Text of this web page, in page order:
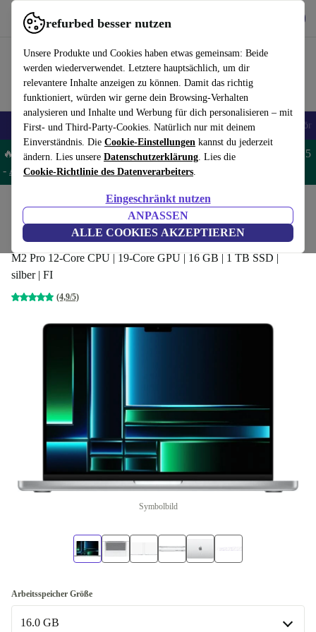
refurbed besser nutzen
Unsere Produkte und Cookies haben etwas gemeinsam: Beide
werden wiederverwendet. Letztere hauptsächlich, um dir
relevantere Inhalte anzeigen zu können. Damit das richtig
funktioniert, würden wir gerne dein Browsing-Verhalten
analysieren und Inhalte und Werbung für dich personalisieren – mit
First- und Third-Party-Cookies. Natürlich nur mit deinem
Einverständnis. Die Cookie-Einstellungen kannst du jederzeit
ändern. Lies unsere Datenschutzerklärung. Lies die
Cookie-Richtlinie des Datenverarbeiters.
Eingeschränkt nutzen
ANPASSEN
ALLE COOKIES AKZEPTIEREN
refurbed schnell und einfach nutzen
🎒 Back to school Handys Laptops Tablets Smartwatches Zubehör
🔥 Spare 5% EXTRA auf MacBooks und iPads – Code: MACPAD5
- AGB
Laptops MacBooks
Apple MacBook Pro 2023 M2 | 14.2-Zoll
M2 Pro 12-Core CPU | 19-Core GPU | 16 GB | 1 TB SSD |
silber | FI
(4,9/5)
Symbolbild
Arbeitsspeicher Größe
16.0 GB